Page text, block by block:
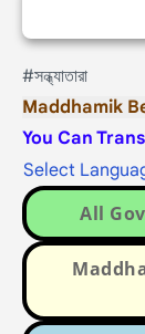
#সন্ধ্যাতারা
Maddhamik
You Can
Select
All